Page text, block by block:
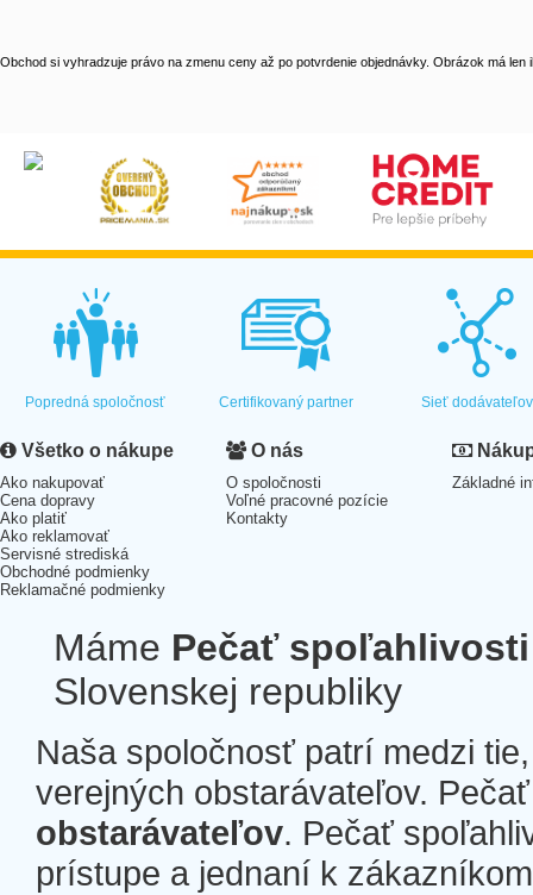
Obchod si vyhradzuje právo na zmenu ceny až po potvrdenie objednávky. Obrázok má len
Popredná spoločnosť Certifikovaný partner Sieť dodávateľov
Všetko o nákupe
Ako nakupovať
Cena dopravy
Ako platiť
Ako reklamovať
Servisné strediská
Obchodné podmienky
Reklamačné podmienky
O nás
O spoločnosti
Voľné pracovné pozície
Kontakty
Základné
Máme Pečať spoľahlivosti
Slovenskej republiky
Naša spoločnosť patrí medzi
verejných obstarávateľov.
obstarávateľov. Pečať
prístupe a jednaní k